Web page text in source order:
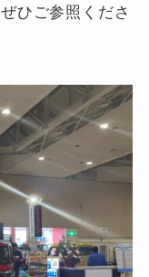
ひご参照くださ